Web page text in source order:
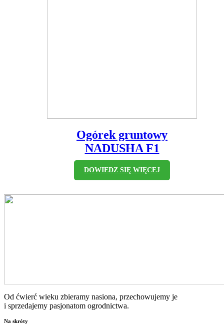
Ogórek gruntowy
NADUSHA F1
DOWIEDZ SIĘ WIĘCEJ
Od ćwierć wieku zbieramy nasiona, przechowujemy je
i sprzedajemy pasjonatom ogrodnictwa.
Na skróty